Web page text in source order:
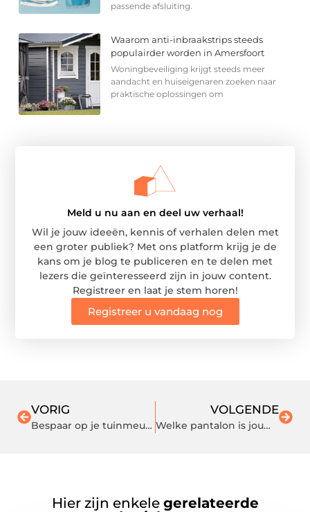
passende afsluiting.
Waarom anti-inbraakstrips steeds
populairder worden in Amersfoort
Woningbeveiliging krijgt steeds meer
aandacht en huiseigenaren zoeken naar
praktische oplossingen om
Meld u nu aan en deel uw verhaal!
Wil je jouw ideeën, kennis of verhalen delen met
een groter publiek? Met ons platform krijg je de
kans om je blog te publiceren en te delen met
lezers die geïnteresseerd zijn in jouw content.
Registreer en laat je stem horen!
Registreer u vandaag nog
VORIG
Bespaar op je tuinmeubelen: Ontdek tuinsets met korting en tuinmeubels in de outlet
VOLGENDE
Welke pantalon is jouw favoriet?
Hier zijn enkele gerelateerde